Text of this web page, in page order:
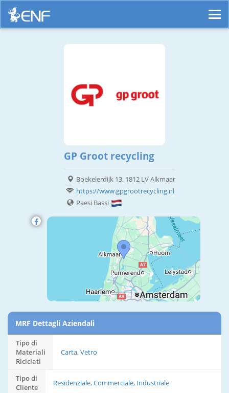
GP Groot recycling
Boekelerdijk 13, 1812 LV Alkmaar
https://www.gpgrootrecycling.nl
Paesi Bassi
MRF Dettagli Aziendali
Tipo di
Materiali
Riciclati
Carta, Vetro
Tipo di
Cliente
Residenziale, Commerciale, Industriale